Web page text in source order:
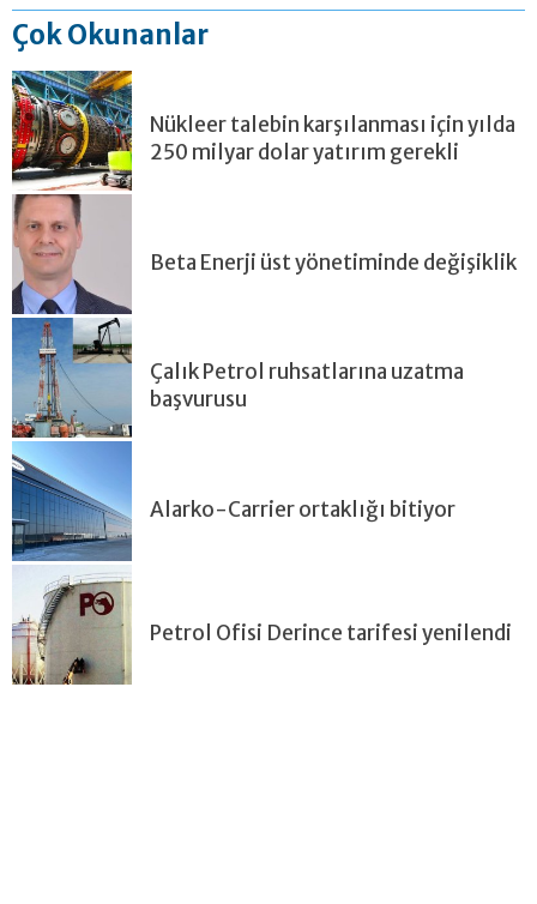
Çok Okunanlar
Nükleer talebin karşılanması için yılda
250 milyar dolar yatırım gerekli
Beta Enerji üst yönetiminde değişiklik
Çalık Petrol ruhsatlarına uzatma
başvurusu
Alarko-Carrier ortaklığı bitiyor
Petrol Ofisi Derince tarifesi yenilendi